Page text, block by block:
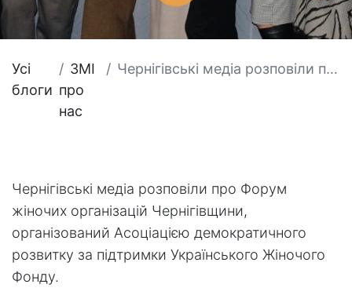
Усі
блоги
​ЗМІ
про
нас
Чернігівські медіа розповіли про Форум жіночих організацій Чернігівщини
Чернігівські медіа розповіли про Форум
жіночих організацій Чернігівщини,
організований Асоціацією демократичного
розвитку за підтримки Українського Жіночого
Фонду.